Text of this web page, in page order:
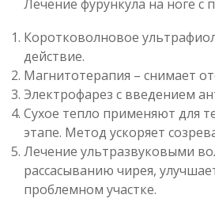
Лечение фурункула на ноге
Коротковолновое
действие.
Магнитотерапия – снимает
Электрофарез с введением
Сухое тепло применяют для
этапе. Метод ускоряет
Лечение ультразвуковыми
рассасыванию чирея,
проблемном участке.